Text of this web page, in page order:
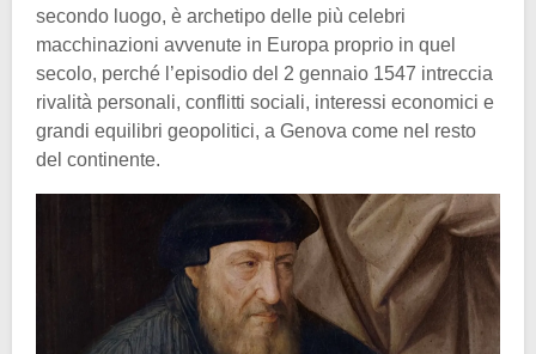
secondo luogo, è archetipo delle più celebri
macchinazioni avvenute in Europa proprio in quel
secolo, perché l’episodio del 2 gennaio 1547 intreccia
rivalità personali, conflitti sociali, interessi economici e
grandi equilibri geopolitici, a Genova come nel resto
del continente.